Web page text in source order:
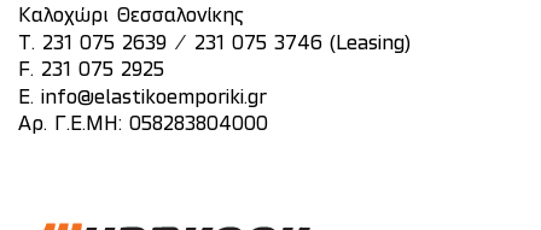
Καλοχώρι Θεσσαλονίκης
T. 231 075 2639 /
231 075 3746 (Leasing)
F. 231 075 2925
E.
info@elastikoemporiki.gr
Αρ. Γ.Ε.ΜΗ: 058283804000